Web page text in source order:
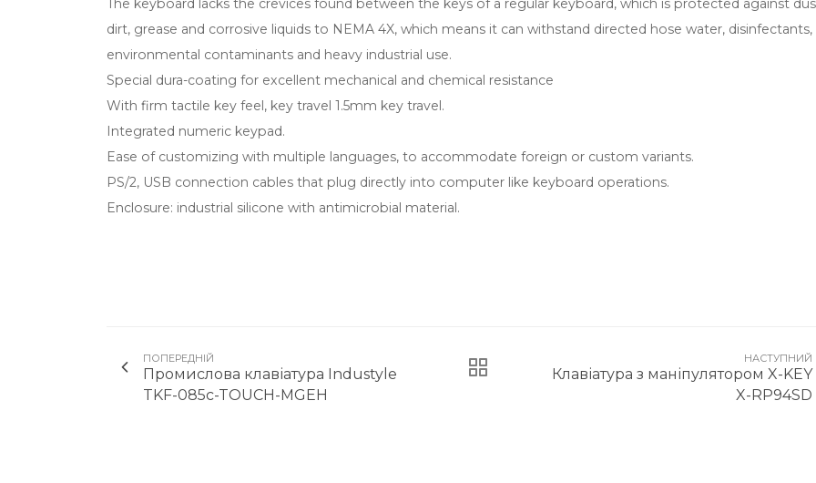
The keyboard lacks the crevices found between the keys of a regular keyboard, which is protected against
dirt, grease and corrosive liquids to NEMA 4X, which means it can withstand directed hose water, disinfectants,
environmental contaminants and heavy industrial use.
Special dura-coating for excellent mechanical and chemical resistance
With firm tactile key feel, key travel 1.5mm key travel.
Integrated numeric keypad.
Ease of customizing with multiple languages, to accommodate foreign or custom variants.
PS/2, USB connection cables that plug directly into computer like keyboard operations.
Enclosure: industrial silicone with antimicrobial material.
ПОПЕРЕДНІЙ
Промислова клавіатура Industyle
TKF-085c-TOUCH-MGEH
НАСТУПНИЙ
Клавіатура з маніпулятором X-KEY
X-RP94SD